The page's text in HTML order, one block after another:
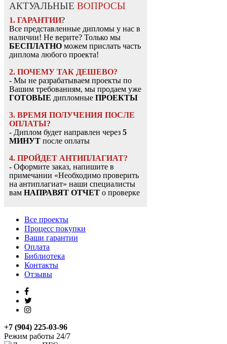
АКТУАЛЬНЫЕ ВОПРОСЫ
1. ГАРАНТИИ?
Все представленные дипломы у нас в
наличии! Не верите? Только мы
БЕСПЛАТНО можем прислать часть
диплома любого проекта!
2. ПОЧЕМУ ТАК ДЕШЕВО?
- Мы не разрабатываем проекты по
Вашим требованиям, мы продаем уже
ГОТОВЫЕ дипломные ПРОЕКТЫ
3. ВРЕМЯ ПОЛУЧЕНИЯ ПОСЛЕ
ОПЛАТЫ?
- Диплом будет направлен через 5
МИНУТ после оплаты
4. ПРОЙДЕТ АНТИПЛАГИАТ?
- Оформите заказ, напишите в
примечании «Необходимо проверить
на антиплагиат» наши специалисты
вам НАПРАВЯТ ОТЧЕТ о проверке
Все проекты
Процесс покупки
Ваши гарантии
Оплата
Библиотека
Контакты
Отзывы
+7 (904) 225-03-96
Режим работы 24/7